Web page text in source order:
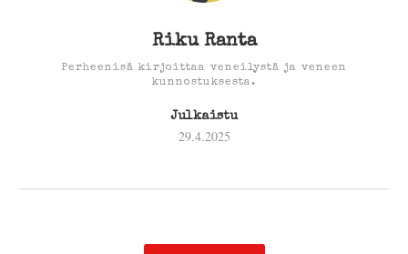
Riku Ranta
Perheenisä kirjoittaa veneilystä ja veneen
kunnostuksesta.
Julkaistu
29.4.2025